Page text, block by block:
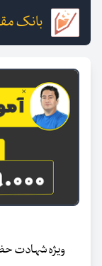
بانک
ویژه شهادت